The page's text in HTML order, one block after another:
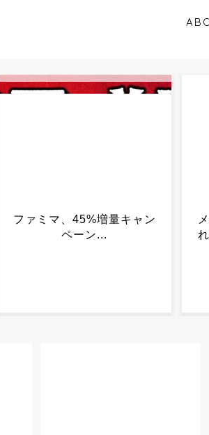
メルカリ「盗難梨は確認さ
れてません。デマで出品者